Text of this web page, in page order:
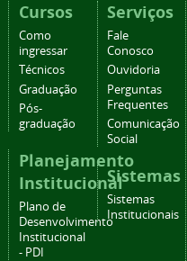
Cursos
Como
ingressar
Técnicos
Graduação
Pós-
graduação
Planejamento
Institucional
Plano de
Desenvolvimento
Institucional
- PDI
Serviços
Fale
Conosco
Ouvidoria
Perguntas
Frequentes
Comunicação
Social
Sistemas
Sistemas
Institucionais